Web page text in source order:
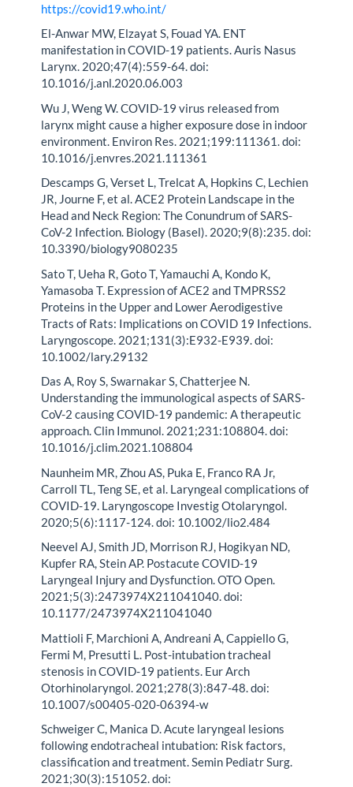
https://covid19.who.int/
El-Anwar MW, Elzayat S, Fouad YA. ENT
manifestation in COVID-19 patients. Auris Nasus
Larynx. 2020;47(4):559-64. doi:
10.1016/j.anl.2020.06.003
Wu J, Weng W. COVID-19 virus released from
larynx might cause a higher exposure dose in indoor
environment. Environ Res. 2021;199:111361. doi:
10.1016/j.envres.2021.111361
Descamps G, Verset L, Trelcat A, Hopkins C, Lechien
JR, Journe F, et al. ACE2 Protein Landscape in the
Head and Neck Region: The Conundrum of SARS-
CoV-2 Infection. Biology (Basel). 2020;9(8):235. doi:
10.3390/biology9080235
Sato T, Ueha R, Goto T, Yamauchi A, Kondo K,
Yamasoba T. Expression of ACE2 and TMPRSS2
Proteins in the Upper and Lower Aerodigestive
Tracts of Rats: Implications on COVID 19 Infections.
Laryngoscope. 2021;131(3):E932-E939. doi:
10.1002/lary.29132
Das A, Roy S, Swarnakar S, Chatterjee N.
Understanding the immunological aspects of SARS-
CoV-2 causing COVID-19 pandemic: A therapeutic
approach. Clin Immunol. 2021;231:108804. doi:
10.1016/j.clim.2021.108804
Naunheim MR, Zhou AS, Puka E, Franco RA Jr,
Carroll TL, Teng SE, et al. Laryngeal complications of
COVID-19. Laryngoscope Investig Otolaryngol.
2020;5(6):1117-124. doi: 10.1002/lio2.484
Neevel AJ, Smith JD, Morrison RJ, Hogikyan ND,
Kupfer RA, Stein AP. Postacute COVID-19
Laryngeal Injury and Dysfunction. OTO Open.
2021;5(3):2473974X211041040. doi:
10.1177/2473974X211041040
Mattioli F, Marchioni A, Andreani A, Cappiello G,
Fermi M, Presutti L. Post-intubation tracheal
stenosis in COVID-19 patients. Eur Arch
Otorhinolaryngol. 2021;278(3):847-48. doi:
10.1007/s00405-020-06394-w
Schweiger C, Manica D. Acute laryngeal lesions
following endotracheal intubation: Risk factors,
classification and treatment. Semin Pediatr Surg.
2021;30(3):151052. doi: